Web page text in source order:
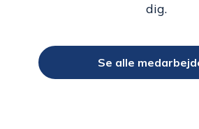
dig.
Se alle